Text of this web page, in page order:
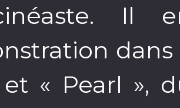
Il
« Pearl »,